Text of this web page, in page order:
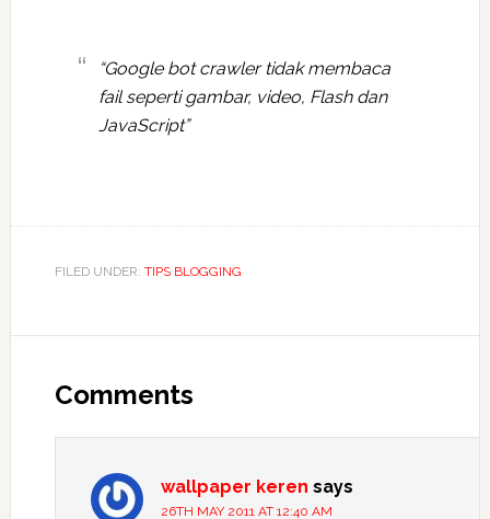
“Google bot crawler tidak membaca
fail seperti gambar, video, Flash dan
JavaScript”
FILED UNDER: TIPS BLOGGING
Interactions
Comments
wallpaper keren says
26TH MAY 2011 AT 12:40 AM